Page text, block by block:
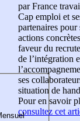
par France
Cap emploi et
partenaires pour
actions
faveur du
de l’intégration
ses
situation de
Pour en savoir
consultez cet